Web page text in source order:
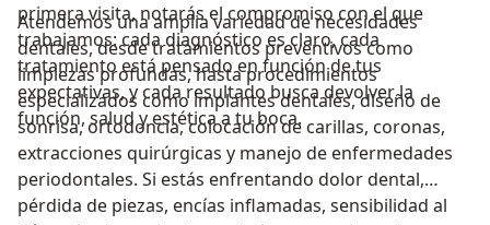
primera visita, notarás el compromiso con el que
trabajamos: cada diagnóstico es claro, cada
tratamiento está pensado en función de tus
expectativas, y cada resultado busca devolver la
función, salud y estética a tu boca.
Atendemos una amplia variedad de necesidades
dentales, desde tratamientos preventivos como
limpiezas profundas, hasta procedimientos
especializados como implantes dentales, diseño de
sonrisa, ortodoncia, colocación de carillas, coronas,
extracciones quirúrgicas y manejo de enfermedades
periodontales. Si estás enfrentando dolor dental,
pérdida de piezas, encías inflamadas, sensibilidad al